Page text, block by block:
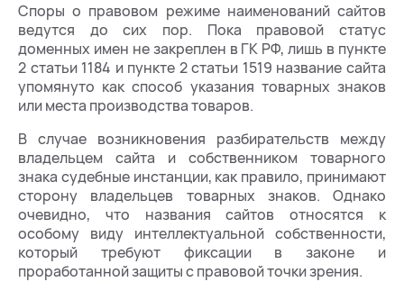
Споры о правовом режиме наименований сайтов
ведутся до сих пор. Пока правовой статус
доменных имен не закреплен в ГК РФ, лишь в пункте
2 статьи 1184 и пункте 2 статьи 1519 название сайта
упомянуто как способ указания товарных знаков
или места производства товаров.
В случае возникновения разбирательств между
владельцем сайта и собственником товарного
знака судебные инстанции, как правило, принимают
сторону владельцев товарных знаков. Однако
очевидно, что названия сайтов относятся к
особому виду интеллектуальной собственности,
который требуют фиксации в законе и
проработанной защиты с правовой точки зрения.